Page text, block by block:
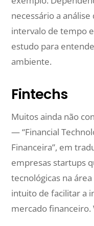
necessário a
intervalo de tempo
estudo para
ambiente.
Fintechs
Muitos ainda não
— “Financial
Financeira”, em
empresas startups
tecnológicas na
intuito de facilitar a
mercado financeiro.